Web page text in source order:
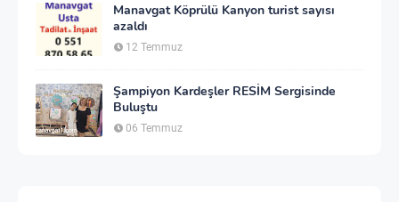
Manavgat Köprülü Kanyon turist sayısı
azaldı
12 Temmuz
Şampiyon Kardeşler RESİM Sergisinde
Buluştu
06 Temmuz